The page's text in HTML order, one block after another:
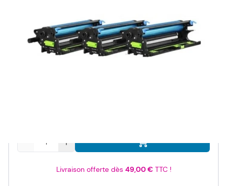
72K0Q00 Lexmark - cyan, magenta, jaune - photoconducteur
de marque
Livraison offerte dès 49,00 €TTC !